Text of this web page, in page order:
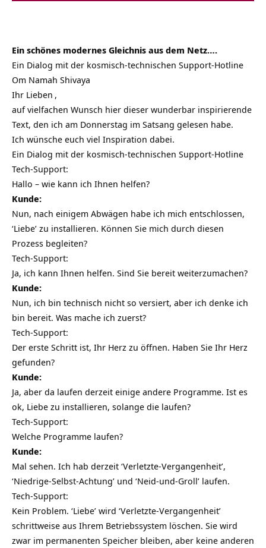
Ein schönes modernes Gleichnis aus dem Netz….
Ein Dialog mit der kosmisch-technischen Support-Hotline
Om Namah Shivaya
Ihr Lieben ,
auf vielfachen Wunsch hier dieser wunderbar inspirierende
Text, den ich am Donnerstag im Satsang gelesen habe.
Ich wünsche euch viel Inspiration dabei.
Ein Dialog mit der kosmisch-technischen Support-Hotline
Tech-Support:
Hallo – wie kann ich Ihnen helfen?
Kunde:
Nun, nach einigem Abwägen habe ich mich entschlossen,
‘Liebe’ zu installieren. Können Sie mich durch diesen
Prozess begleiten?
Tech-Support:
Ja, ich kann Ihnen helfen. Sind Sie bereit weiterzumachen?
Kunde:
Nun, ich bin technisch nicht so versiert, aber ich denke ich
bin bereit. Was mache ich zuerst?
Tech-Support:
Der erste Schritt ist, Ihr Herz zu öffnen. Haben Sie Ihr Herz
gefunden?
Kunde:
Ja, aber da laufen derzeit einige andere Programme. Ist es
ok, Liebe zu installieren, solange die laufen?
Tech-Support:
Welche Programme laufen?
Kunde:
Mal sehen. Ich hab derzeit ‘Verletzte-Vergangenheit’,
‘Niedrige-Selbst-Achtung’ und ‘Neid-und-Groll’ laufen.
Tech-Support:
Kein Problem. ‘Liebe’ wird ‘Verletzte-Vergangenheit’
schrittweise aus Ihrem Betriebssystem löschen. Sie wird
zwar im permanenten Speicher bleiben, aber keine anderen